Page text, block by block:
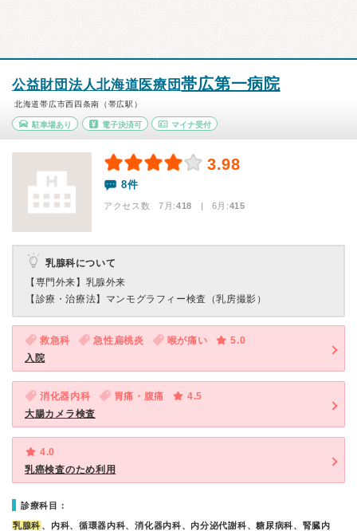
公益財団法人北海道医療団帯広第一病院
北海道帯広市西四条南（帯広駅）
駐車場あり 電子決済可 マイナ受付
3.98
8件
アクセス数 7月:418 | 6月:415
乳腺科について
【専門外来】 乳腺外来
【診療・治療法】 マンモグラフィー検査（乳房撮影）
救急科 急性扁桃炎 喉が痛い
5.0
入院
消化器内科 胃痛・腹痛
4.5
大腸カメラ検査
4.0
乳癌検査のため利用
診療科目：
乳腺科 、内科、循環器内科、消化器内科、内分泌代謝科、糖尿病科、腎臓内